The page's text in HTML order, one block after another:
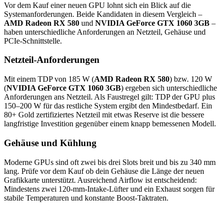
Vor dem Kauf einer neuen GPU lohnt sich ein Blick auf die
Systemanforderungen. Beide Kandidaten in diesem Vergleich –
AMD Radeon RX 580 und NVIDIA GeForce GTX 1060 3GB –
haben unterschiedliche Anforderungen an Netzteil, Gehäuse und
PCIe-Schnittstelle.
Netzteil-Anforderungen
Mit einem TDP von 185 W (AMD Radeon RX 580) bzw. 120 W
(NVIDIA GeForce GTX 1060 3GB) ergeben sich unterschiedliche
Anforderungen ans Netzteil. Als Faustregel gilt: TDP der GPU plus
150–200 W für das restliche System ergibt den Mindestbedarf. Ein
80+ Gold zertifiziertes Netzteil mit etwas Reserve ist die bessere
langfristige Investition gegenüber einem knapp bemessenen Modell.
Gehäuse und Kühlung
Moderne GPUs sind oft zwei bis drei Slots breit und bis zu 340 mm
lang. Prüfe vor dem Kauf ob dein Gehäuse die Länge der neuen
Grafikkarte unterstützt. Ausreichend Airflow ist entscheidend:
Mindestens zwei 120-mm-Intake-Lüfter und ein Exhaust sorgen für
stabile Temperaturen und konstante Boost-Taktraten.